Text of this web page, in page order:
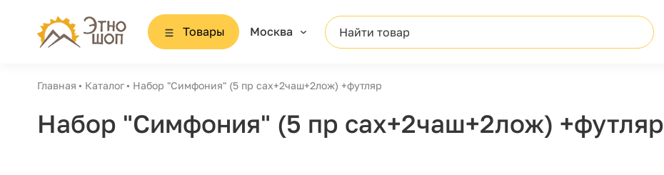
Товары Москва Найти товар
Главная Каталог Набор "Симфония" (5 пр сах+2чаш+2лож) +футляр
Набор "Симфония" (5 пр сах+2чаш+2лож) +футляр